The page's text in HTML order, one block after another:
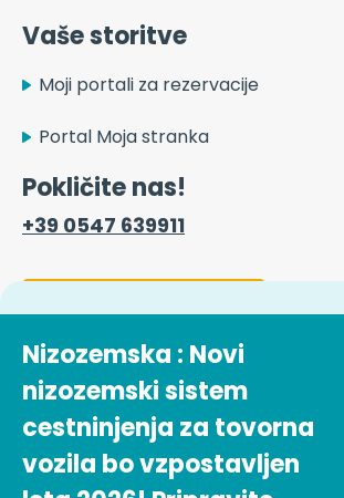
Nizozemska : Novi
nizozemski sistem
cestninjenja za tovorna
vozila bo vzpostavljen
Vaše storitve
Moji portali za rezervacije
Portal Moja stranka
Pokličite nas!
+39 0547 639911
Kontaktni obrazec
Delo v podjetju Easytrip
Services
Naša ponudba delovnih mest